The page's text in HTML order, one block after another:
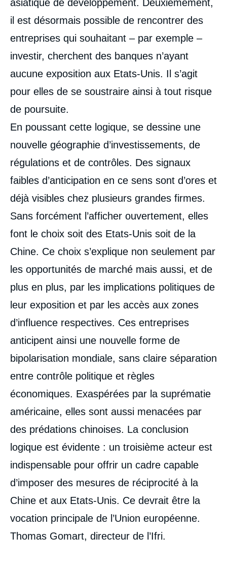
asiatique de développement. Deuxièmement,
il est désormais possible de rencontrer des
entreprises qui souhaitant – par exemple –
investir, cherchent des banques n’ayant
aucune exposition aux Etats-Unis. Il s’agit
pour elles de se soustraire ainsi à tout risque
de poursuite.
En poussant cette logique, se dessine une
nouvelle géographie d’investissements, de
régulations et de contrôles. Des signaux
faibles d’anticipation en ce sens sont d’ores et
déjà visibles chez plusieurs grandes firmes.
Sans forcément l’afficher ouvertement, elles
font le choix soit des Etats-Unis soit de la
Chine. Ce choix s’explique non seulement par
les opportunités de marché mais aussi, et de
plus en plus, par les implications politiques de
leur exposition et par les accès aux zones
d’influence respectives. Ces entreprises
anticipent ainsi une nouvelle forme de
bipolarisation mondiale, sans claire séparation
entre contrôle politique et règles
économiques. Exaspérées par la suprématie
américaine, elles sont aussi menacées par
des prédations chinoises. La conclusion
logique est évidente : un troisième acteur est
indispensable pour offrir un cadre capable
d’imposer des mesures de réciprocité à la
Chine et aux Etats-Unis. Ce devrait être la
vocation principale de l’Union européenne.
Thomas Gomart, directeur de l’Ifri.